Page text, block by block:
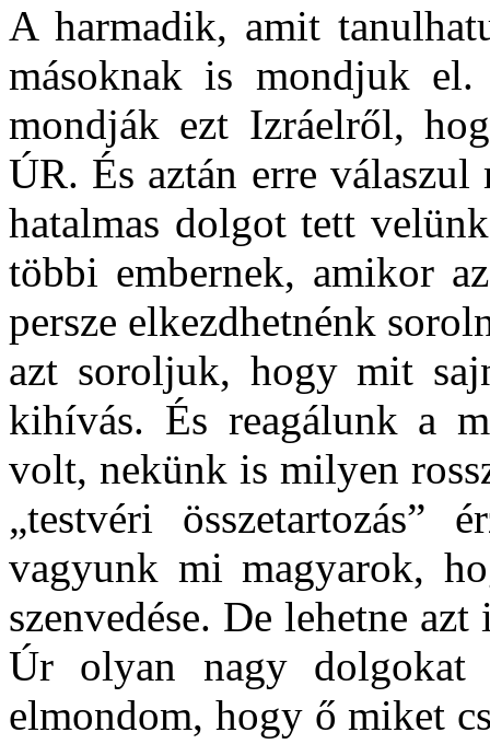
A harmadik, amit
másoknak is mondjuk
mondják ezt Izráelről,
ÚR. És aztán erre
hatalmas dolgot tett
többi embernek, amikor
persze elkezdhetnénk
azt soroljuk, hogy mit
kihívás. És reagálunk a
volt, nekünk is milyen
„testvéri összetartozás”
vagyunk mi magyarok,
szenvedése. De lehetne
Úr olyan nagy dolgokat
elmondom, hogy ő miket